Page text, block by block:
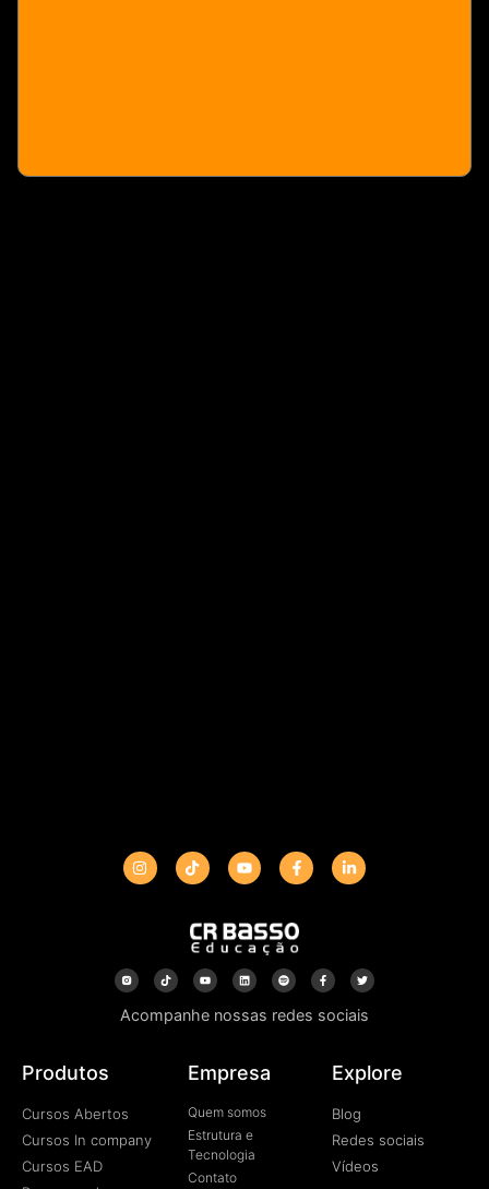
Acompanhe nossas redes sociais
Produtos
Cursos Abertos
Cursos In company
Cursos EAD
Empresa
Quem somos
Estrutura e
Tecnologia
Contato
Explore
Blog
Redes sociais
Vídeos